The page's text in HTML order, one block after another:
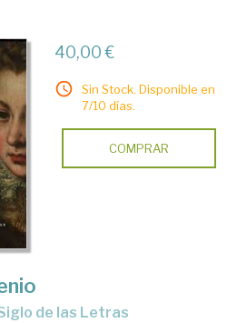
40,00 €
Sin Stock. Disponible en
7/10 días.
COMPRAR
Siglo de las Letras